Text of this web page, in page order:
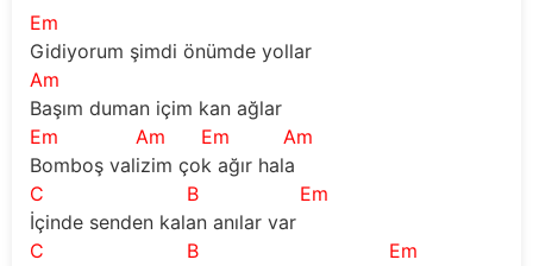
Em
Gidiyorum şimdi önümde yollar
Am
Başım duman içim kan ağlar
Em
Am Em
Am
Bomboş valizim çok ağır hala
C
B
Em
İçinde senden kalan anılar var
C
B
Em